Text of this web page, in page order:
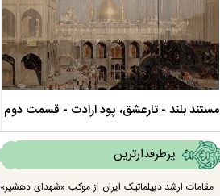
نماهنگ صحن حضرت زهرا سلام الله علیها
پرطرفدارترین
مقامات ارشد دیپلماتیک ایران از موکب «شهدای دهشیر»